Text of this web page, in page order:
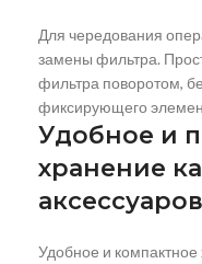
Для чередования
замены фильтра.
фильтра поворотом,
фиксирующего
Удобное и
хранение
Удобное и